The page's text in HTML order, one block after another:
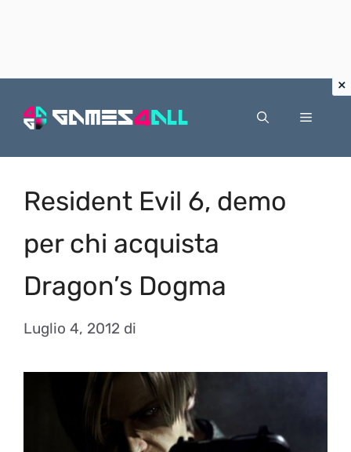
Menu
Resident Evil 6, demo
per chi acquista
Dragon’s Dogma
Luglio 4, 2012 di